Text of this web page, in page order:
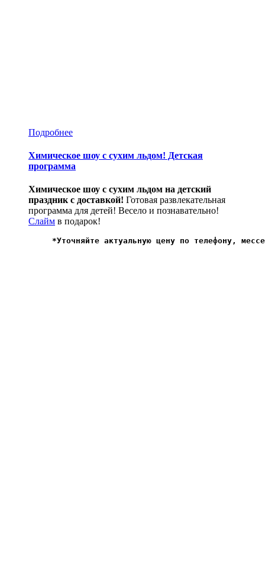
Подробнее
Химическое шоу с сухим льдом! Детская
программа
Химическое шоу с сухим льдом на детский
праздник с доставкой! Готовая развлекательная
программа для детей! Весело и познавательно!
Слайм в подарок!
*Уточняйте актуальную цену по телефону,